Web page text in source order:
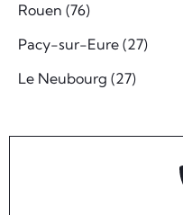
Rouen (76)
Pacy-sur-Eure (27)
Le Neubourg (27)